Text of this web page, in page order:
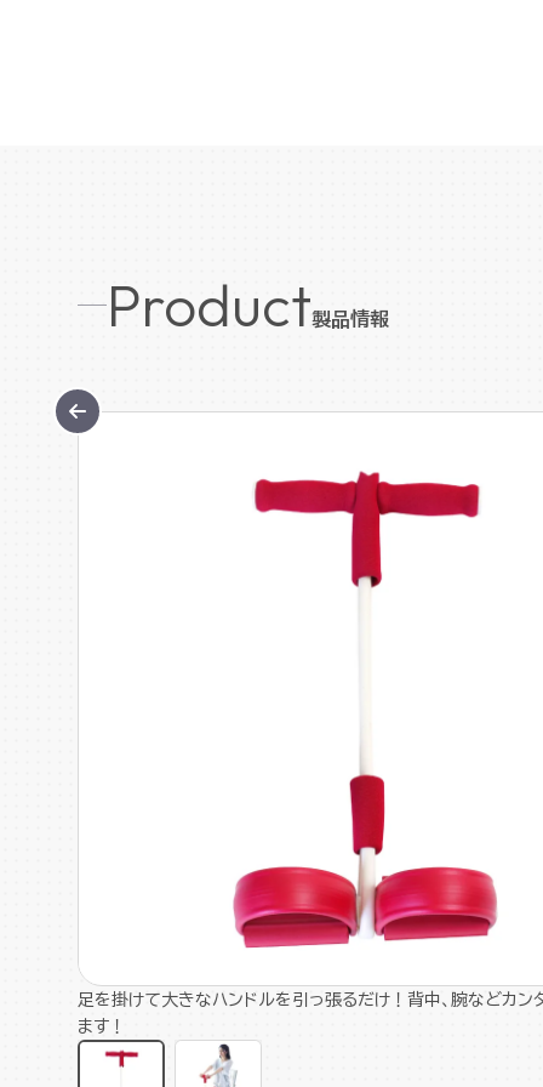
Product製品情報
足を掛けて大きなハンドルを引っ張るだけ！背中、腕などカン
ます！